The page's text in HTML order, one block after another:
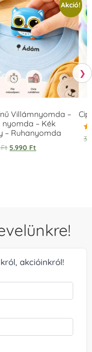
Akció!
Villámnyomda –
nyomda – Kék
– Ruhanyomda
Ft 5.990 Ft
❯
akcióinkról!